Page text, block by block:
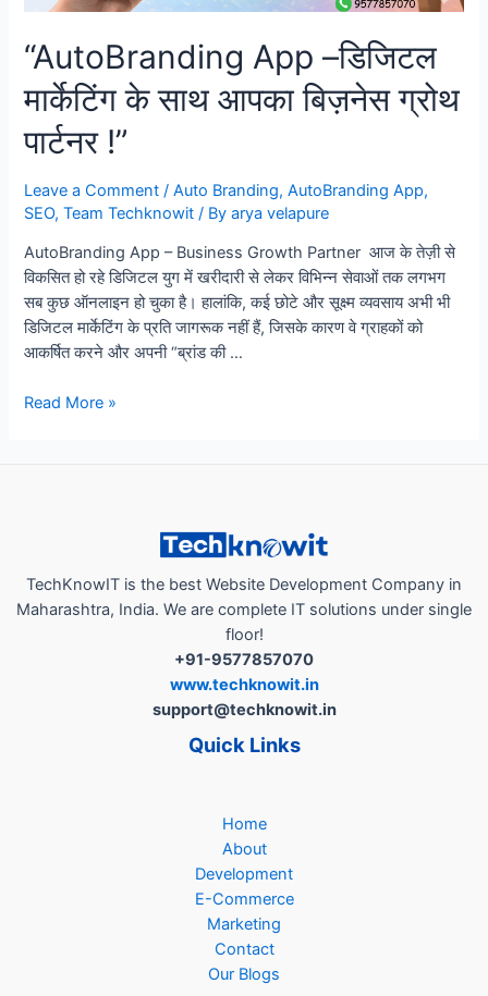
“AutoBranding App –डिजिटल
मार्केटिंग के साथ आपका बिज़नेस ग्रोथ
पार्टनर !”
Leave a Comment /Auto Branding,AutoBranding App,
SEO,Team Techknowit / Byarya velapure
AutoBranding App – Business Growth Partner आज के तेज़ी से
विकसित हो रहे डिजिटल युग में खरीदारी से लेकर विभिन्न सेवाओं तक लगभग
सब कुछ ऑनलाइन हो चुका है। हालांकि, कई छोटे और सूक्ष्म व्यवसाय अभी भी
डिजिटल मार्केटिंग के प्रति जागरूक नहीं हैं, जिसके कारण वे ग्राहकों को
आकर्षित करने और अपनी “ब्रांड की …
“AutoBranding
आपका
बिज़नेस
Read More »
TechKnowIT is the best Website Development Company in
Maharashtra, India. We are complete IT solutions under single
floor!
+91-9577857070
www.techknowit.in
support@techknowit.in
Quick Links
Home
About
Development
E-Commerce
Marketing
Contact
Our Blogs